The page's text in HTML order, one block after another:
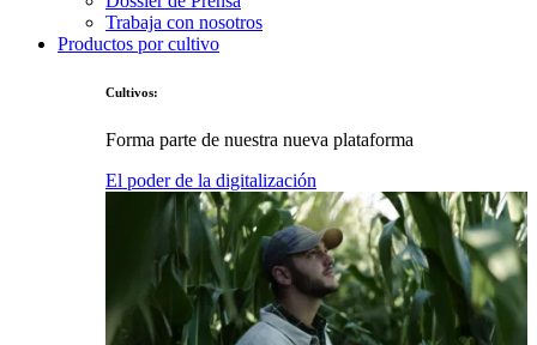
Trabaja con nosotros
Productos por cultivo
Cultivos:
Forma parte de nuestra nueva plataforma
El poder de la digitalización